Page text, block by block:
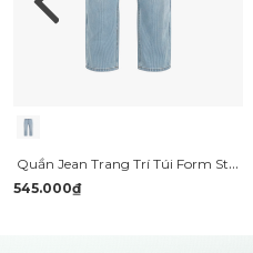
Quần Jean Trang Trí Túi Form Straight QJ125 Xanh Biển
545.000₫